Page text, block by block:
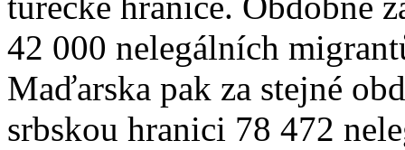
42 000 nelegálních
Maďarska pak za stejné
srbskou hranici 78 472